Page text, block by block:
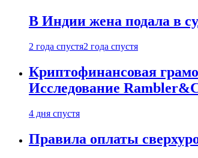
В Индии жена подала в
2 года спустя2 года спустя
Криптофинансовая
Исследование
4 дня спустя
Правила оплаты